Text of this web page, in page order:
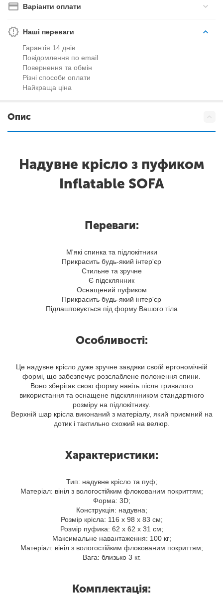
Варіанти оплати
Наші переваги
Гарантія 14 днів
Повідомлення по email
Повернення та обмін
Різні способи оплати
Найкраща ціна
Опис
Надувне крісло з пуфиком
Inflatable SOFA
Переваги:
М'які спинка та підлокітники
Прикрасить будь-який інтер'єр
Стильне та зручне
Є підсклянник
Оснащений пуфиком
Прикрасить будь-який інтер'єр
Підлаштовується під форму Вашого тіла
Особливості:
Це надувне крісло дуже зручне завдяки своїй ергономічній
формі, що забезпечує розслаблене положення спини.
Воно зберігає свою форму навіть після тривалого
використання та оснащене підсклянником стандартного
розміру на підлокітнику.
Верхній шар крісла виконаний з матеріалу, який приємний на
дотик і тактильно схожий на велюр.
Характеристики:
Тип: надувне крісло та пуф;
Матеріал: вініл з вологостійким флокованим покриттям;
Форма: 3D;
Конструкція: надувна;
Розмір крісла: 116 х 98 х 83 см;
Розмір пуфика: 62 х 62 х 31 см;
Максимальне навантаження: 100 кг;
Матеріал: вініл з вологостійким флокованим покриттям;
Вага: близько 3 кг.
Комплектація: